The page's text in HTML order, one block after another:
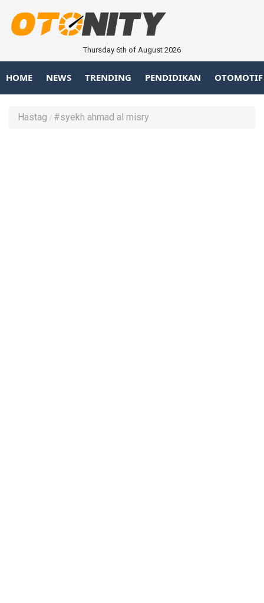
Thursday 6th of August 2026
HOME NEWS TRENDING PENDIDIKAN OTOMOTIF
Hastag #syekh ahmad al misry